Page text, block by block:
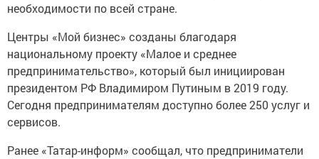
необходимости по всей стране.
Центры «Мой бизнес» созданы благодаря
национальному проекту «Малое и среднее
предпринимательство», который был инициирован
президентом РФ Владимиром Путиным в 2019 году.
Сегодня предпринимателям доступно более 250 услуг и
сервисов.
Ранее «Татар-информ» сообщал, что предприниматели